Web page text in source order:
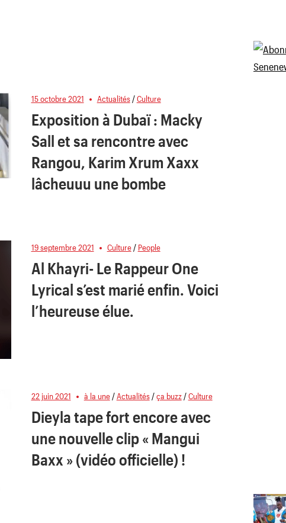
15 octobre 2021 Actualités/Culture
Exposition à Dubaï : Macky
Sall et sa rencontre avec
Rangou, Karim Xrum Xaxx
lâcheuuu une bombe
19 septembre 2021 Culture/ People
Al Khayri- Le Rappeur One
Lyrical s’est marié enfin. Voici
l’heureuse élue.
22 juin 2021 à la une/Actualités/ça buzz/Culture
Dieyla tape fort encore avec
une nouvelle clip « Mangui
Baxx » (vidéo officielle) !